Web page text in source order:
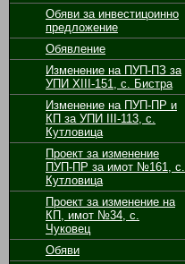
Обяви за инвестицоинно
предложение
Обявление
Изменение на ПУП-ПЗ за
УПИ ХІІІ-151, с. Бистра
Изменение на ПУП-ПР и
КП за УПИ ІІІ-113, с.
Кутловица
Проект за изменение
ПУП-ПР за имот №161, с.
Кутловица
Проект за изменение на
КП, имот №34, с.
Чуковец
Обяви